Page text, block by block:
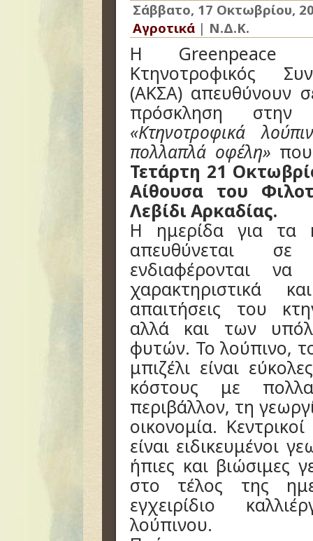
Σάββατο, 17 Οκτωβρίου,
Αγροτικά | Ν.Δ.Κ.
Η Greenpeace
Κτηνοτροφικός
(ΑΚΣΑ) απευθύνουν
πρόσκληση
«Κτηνοτροφικά
πολλαπλά οφέλη»
Τετάρτη 21
Αίθουσα του
Λεβίδι Αρκαδίας.
Η ημερίδα για τα
απευθύνεται
ενδιαφέρονται
χαρακτηριστικά
απαιτήσεις του
αλλά και των
φυτών. Το λούπινο,
μπιζέλι είναι
κόστους με
περιβάλλον, τη
οικονομία.
είναι ειδικευμένοι
ήπιες και βιώσιμες
στο τέλος της
εγχειρίδιο
λούπινου.